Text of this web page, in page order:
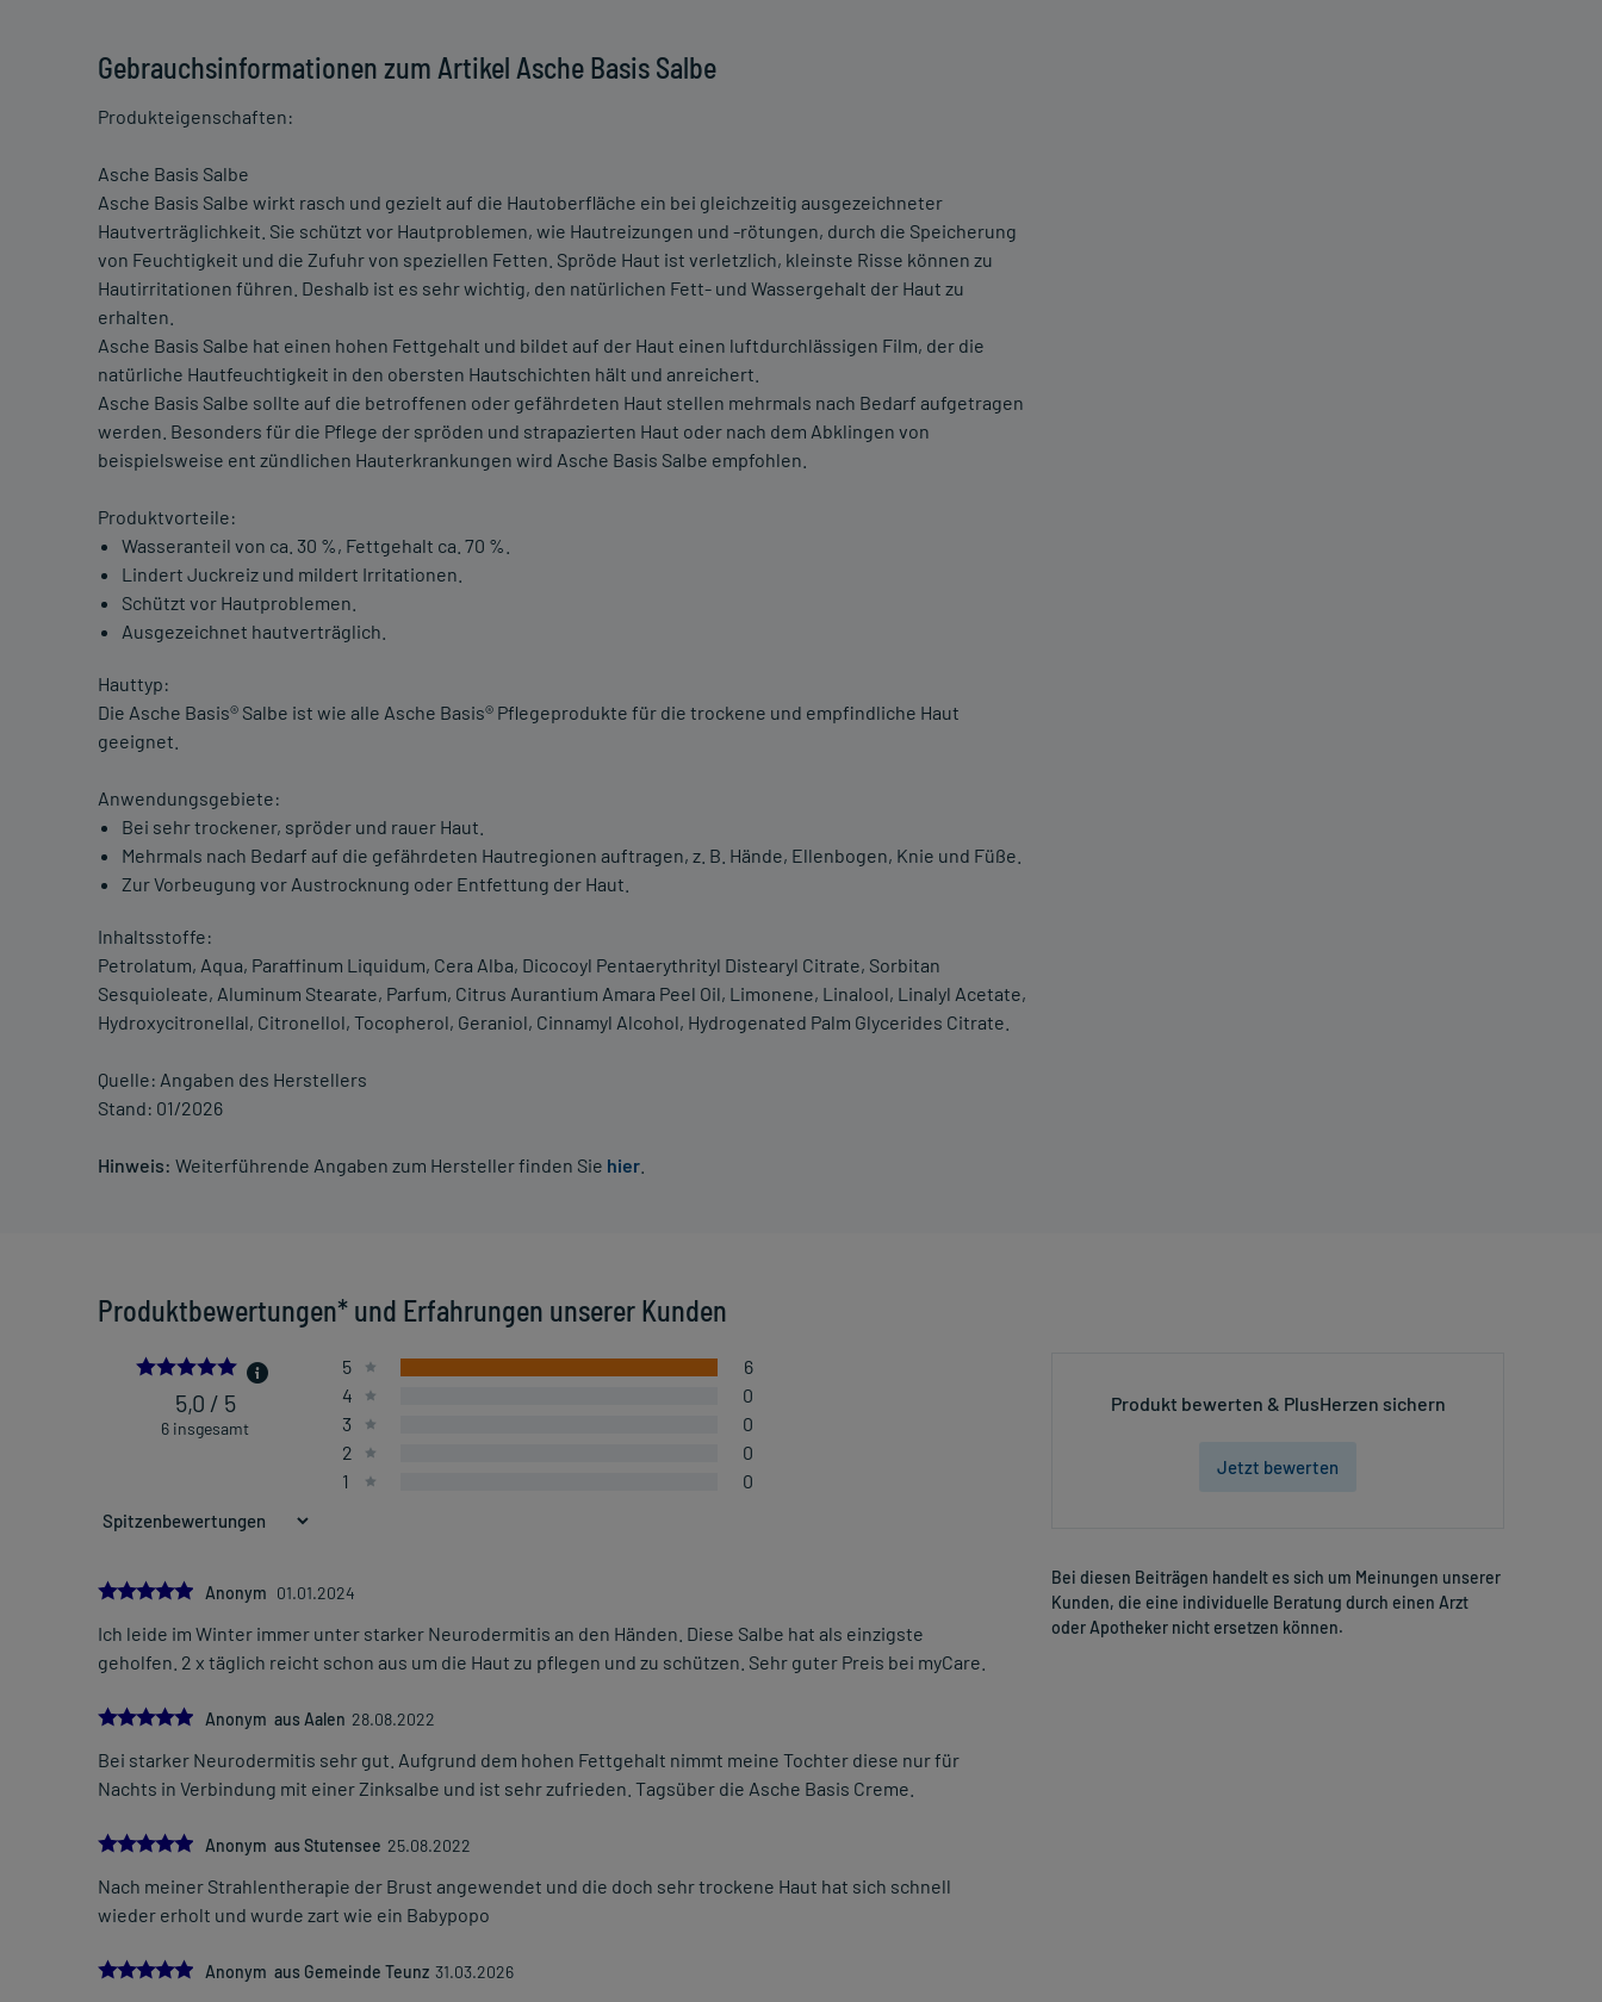
Gebrauchsinformationen zum Artikel Asche Basis Salbe
Produkteigenschaften:
Asche Basis Salbe
Asche Basis Salbe wirkt rasch und gezielt auf die Hautoberfläche ein bei gleichzeitig ausgezeichneter
Hautverträglichkeit. Sie schützt vor Hautproblemen, wie Hautreizungen und -rötungen, durch die Speicherung
von Feuchtigkeit und die Zufuhr von speziellen Fetten. Spröde Haut ist verletzlich, kleinste Risse können zu
Hautirritationen führen. Deshalb ist es sehr wichtig, den natürlichen Fett- und Wassergehalt der Haut zu
erhalten.
Asche Basis Salbe hat einen hohen Fettgehalt und bildet auf der Haut einen luftdurchlässigen Film, der die
natürliche Hautfeuchtigkeit in den obersten Hautschichten hält und anreichert.
Asche Basis Salbe sollte auf die betroffenen oder gefährdeten Haut stellen mehrmals nach Bedarf aufgetragen
werden. Besonders für die Pflege der spröden und strapazierten Haut oder nach dem Abklingen von
beispielsweise ent zündlichen Hauterkrankungen wird Asche Basis Salbe empfohlen.
Produktvorteile:
Wasseranteil von ca. 30 %, Fettgehalt ca. 70 %.
Lindert Juckreiz und mildert Irritationen.
Schützt vor Hautproblemen.
Ausgezeichnet hautverträglich.
Hauttyp:
Die Asche Basis® Salbe ist wie alle Asche Basis® Pflegeprodukte für die trockene und empfindliche Haut
geeignet.
Anwendungsgebiete:
Bei sehr trockener, spröder und rauer Haut.
Mehrmals nach Bedarf auf die gefährdeten Hautregionen auftragen, z. B. Hände, Ellenbogen, Knie und Füße.
Zur Vorbeugung vor Austrocknung oder Entfettung der Haut.
Inhaltsstoffe:
Petrolatum, Aqua, Paraffinum Liquidum, Cera Alba, Dicocoyl Pentaerythrityl Distearyl Citrate, Sorbitan
Sesquioleate, Aluminum Stearate, Parfum, Citrus Aurantium Amara Peel Oil, Limonene, Linalool, Linalyl Acetate,
Hydroxycitronellal, Citronellol, Tocopherol, Geraniol, Cinnamyl Alcohol, Hydrogenated Palm Glycerides Citrate.
Quelle: Angaben des Herstellers
Stand: 01/2026
Hinweis: Weiterführende Angaben zum Hersteller finden Sie hier
Produktbewertungen* und Erfahrungen unserer Kunden
5.0
5,0 / 5
6 insgesamt
5
6
4
0
3
0
2
0
1
0
5.0
Anonym 01.01.2024
Ich leide im Winter immer unter starker Neurodermitis an den Händen. Diese Salbe hat als einzigste
geholfen. 2 x täglich reicht schon aus um die Haut zu pflegen und zu schützen. Sehr guter Preis bei myCare.
5.0
Anonym aus Aalen 28.08.2022
Bei starker Neurodermitis sehr gut. Aufgrund dem hohen Fettgehalt nimmt meine Tochter diese nur für
Nachts in Verbindung mit einer Zinksalbe und ist sehr zufrieden. Tagsüber die Asche Basis Creme.
5.0
Anonym aus Stutensee 25.08.2022
Nach meiner Strahlentherapie der Brust angewendet und die doch sehr trockene Haut hat sich schnell
wieder erholt und wurde zart wie ein Babypopo
5.0
Anonym aus Gemeinde Teunz 31.03.2026
Produkt bewerten & PlusHerzen sichern
Jetzt bewerten
Bei diesen Beiträgen handelt es sich um Meinungen unserer
Kunden, die eine individuelle Beratung durch einen Arzt
oder Apotheker nicht ersetzen können.